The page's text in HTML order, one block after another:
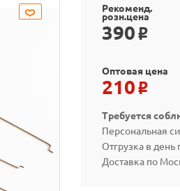
Рекоменд.
розн.цена
390 o
Оптовая цена
210 o
Требуется
Персональная
Отгрузка в день
Доставка по